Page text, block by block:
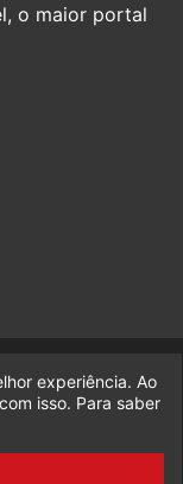
o maior portal
da Legado
experiência. Ao
isso. Para saber